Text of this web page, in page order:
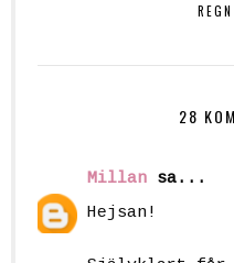
28
Millan sa...
Hejsan!